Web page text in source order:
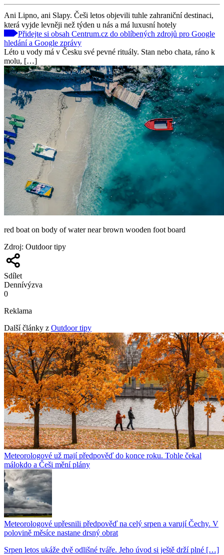
Ani Lipno, ani Slapy. Češi letos objevili tuhle zahraniční destinaci,
která vyjde levněji než týden u nás a má luxusní hotely
Přidejte si obsah Centrum.cz do oblíbených zdrojů pro Google
hledání a Google zprávy
Léto u vody má v Česku své pevné rituály. Stan nebo chata, ráno k
molu, […]
red boat on body of water near brown wooden foot board
Zdroj: Outdoor tipy
Sdílet
Dennívýzva
0
Reklama
Další články z Outdoor tipy
Meteorologové už mají předpověď do konce roku. Tohle čekal
málokdo a Češi mění plány
Meteorologové upřesnili předpověď na celý srpen a varují Čechy. V
polovině měsíce nastane drsný obrat
Srpen letos ukáže dvě odlišné tváře. Jeho úvod si ještě drží plné […]